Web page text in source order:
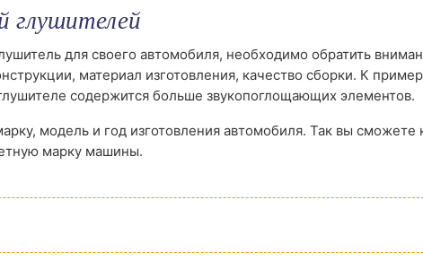
глушителей
для своего автомобиля, необходимо обратить
материал изготовления, качество сборки. К
содержится больше звукопоглощающих элементов.
модель и год изготовления автомобиля. Так вы сможете
марку машины.